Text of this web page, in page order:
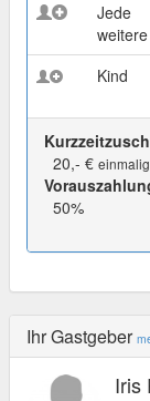
Jede
weitere
Kind
20,- €
50%
Ihr Gastgeber
Iris